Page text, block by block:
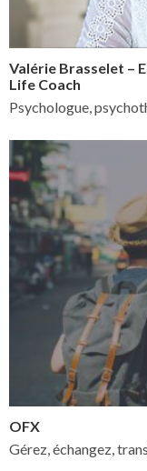
Valérie Brasselet –
Life Coach
Psychologue,
OFX
Gérez, échangez,